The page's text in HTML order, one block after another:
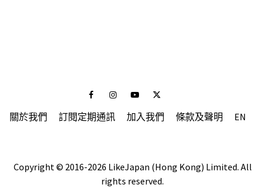
FacebookInstagramYoutubeTwitter
關於我們 訂閱定期通訊 加入我們 條款及聲明 EN
Copyright © 2016-2026 LikeJapan (Hong Kong) Limited. All
rights reserved.